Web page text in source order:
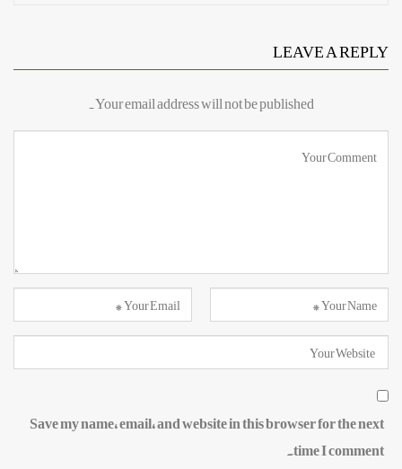
LEAVE A REPLY
Your email address will not be published.
Save my name, email, and website in this browser for the next
time I comment.